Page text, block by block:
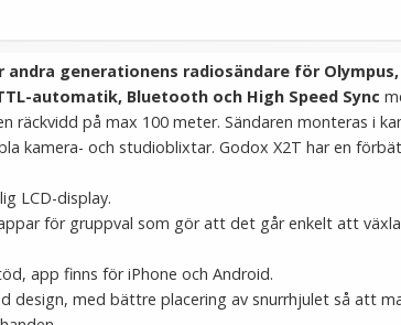
andra generationens radiosändare för
automatik, Bluetooth och High Speed Sync
räckvidd på max 100 meter. Sändaren monteras i
kamera- och studioblixtar. Godox X2T har en
LCD-display.
för gruppval som gör att det går enkelt att
app finns för iPhone och Android.
design, med bättre placering av snurrhjulet så att